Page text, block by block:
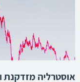
אוסטרליה מזדקנת